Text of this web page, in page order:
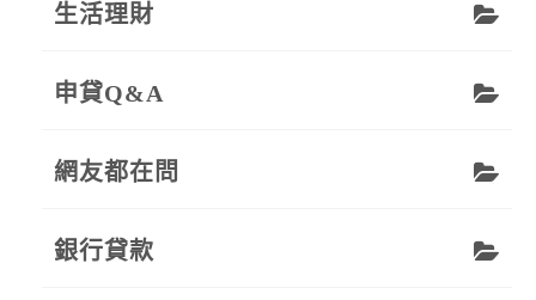
生活理財
申貸Q&A
網友都在問
銀行貸款